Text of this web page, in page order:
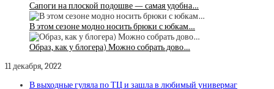
Сапоги на плоской подошве — самая удобна…
В этом сезоне модно носить брюки с юбкам…
Образ, как у блогера) Можно собрать дово…
11 декабря, 2022
В выходные гуляла по ТЦ и зашла в любимый универмаг